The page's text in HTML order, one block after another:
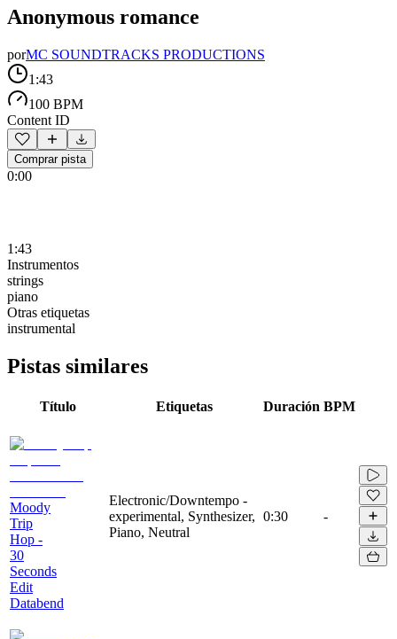
Anonymous romance
porMC SOUNDTRACKS PRODUCTIONS
1:43
100 BPM
Content ID
Comprar pista
0:00
1:43
Instrumentos
strings
piano
Otras etiquetas
instrumental
Pistas similares
Título Etiquetas Duración BPM
Moody
Trip
Hop -
30
Seconds
Edit
Databend
Electronic/Downtempo -
experimental, Synthesizer,
Piano, Neutral
0:30 -